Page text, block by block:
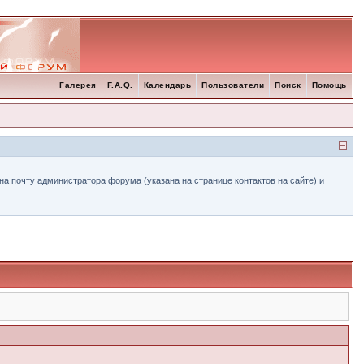
Помощь
Поиск
Пользователи
Календарь
F.A.Q.
Галерея
администратора форума (указана на странице контактов на сайте) и